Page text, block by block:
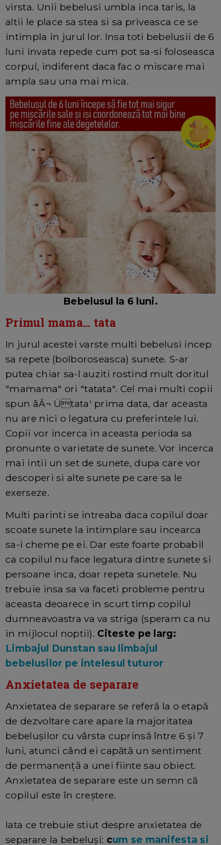
virsta. Unii bebelusi umbla inca taris, la
altii le place sa stea si sa priveasca ce se
intimpla in jurul lor. Insa toti bebelusii de 6
luni invata repede cum pot sa-si foloseasca
corpul, indiferent daca fac o miscare mai
ampla sau una mai mica.
Bebelusul la 6 luni.
Primul mama... tata
In jurul acestei varste multi bebelusi incep
sa repete (bolboroseasca) sunete. S-ar
putea chiar sa-l auziti rostind mult doritul
"mamama" ori "tatata". Cel mai multi copii
spun âÂ¬ Ütata' prima data, dar aceasta
nu are nici o legatura cu preferintele lui.
Copii vor incerca in aceasta perioda sa
pronunte o varietate de sunete. Vor incerca
mai intii un set de sunete, dupa care vor
descoperi si alte sunete pe care sa le
exerseze.
Multi parinti se intreaba daca copilul doar
scoate sunete la intimplare sau incearca
sa-i cheme pe ei. Dar este foarte probabil
ca copilul nu face legatura dintre sunete si
persoane inca, doar repeta sunetele. Nu
trebuie insa sa va faceti probleme pentru
aceasta deoarece in scurt timp copilul
dumneavoastra va va striga (speram ca nu
in mijlocul noptii). Citeste pe larg:
Limbajul Dunstan sau limbajul
bebelusilor pe intelesul tuturor
Anxietatea de separare
Anxietatea de separare se referă la o etapă
de dezvoltare care apare la majoritatea
bebelușilor cu vârsta cuprinsă între 6 și 7
luni, atunci când ei capătă un sentiment
de permanență a unei fiinte sau obiect.
Anxietatea de separare este un semn că
copilul este în creștere.
Iata ce trebuie stiut despre anxietatea de
separare la bebeluși: cum se manifesta si